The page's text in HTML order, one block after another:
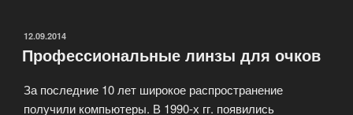
ОПУБЛИКОВАНО
12.09.2014
Профессиональные линзы для очков
За последние 10 лет широкое распространение
получили компьютеры. В 1990-х гг. появились